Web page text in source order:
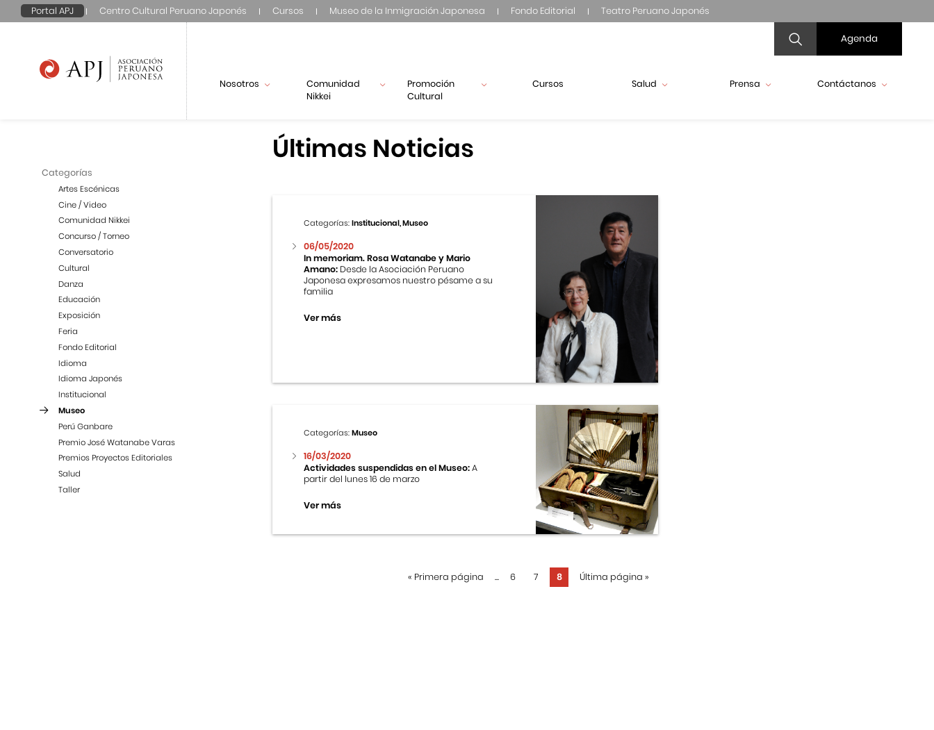
Portal APJ Centro Cultural Peruano Japonés Cursos Museo de la Inmigración Japonesa Fondo Editorial Teatro Peruano Japonés
Agenda
Nosotros
Comunidad
Nikkei
Promoción
Cultural
Cursos Salud Prensa Contáctanos
Categorías
Artes Escénicas
Cine / Video
Comunidad Nikkei
Concurso / Torneo
Conversatorio
Cultural
Danza
Educación
Exposición
Feria
Fondo Editorial
Idioma
Idioma Japonés
Institucional
Museo
Perú Ganbare
Premio José Watanabe Varas
Premios Proyectos Editoriales
Salud
Taller
Últimas Noticias
Categorías:Institucional, Museo
06/05/2020
In memoriam. Rosa Watanabe y Mario
Amano: Desde la Asociación Peruano
Japonesa expresamos nuestro pésame a su
familia
Ver más
Categorías:Museo
16/03/2020
Actividades suspendidas en el Museo:A
partir del lunes 16 de marzo
Ver más
« Primera página ... 6 7 8 Última página »